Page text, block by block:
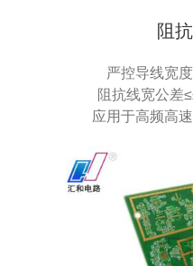
阻
严控导线宽
阻抗线宽公差
应用于高频高